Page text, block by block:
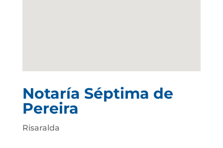
Notaría Séptima de
Pereira
Risaralda